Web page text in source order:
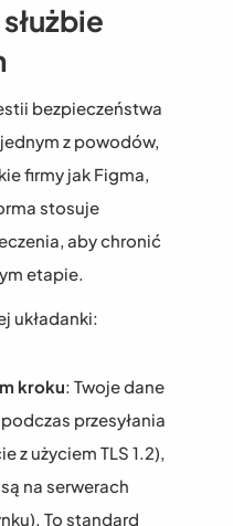
bezpieczeństwa
z powodów,
firmy jak Figma,
stosuje
aby chronić
etapie.
układanki:
kroku: Twoje dane
przesyłania
z użyciem TLS 1.2),
na serwerach
To standard